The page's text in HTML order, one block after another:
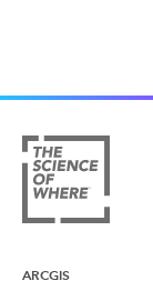
ARCGIS